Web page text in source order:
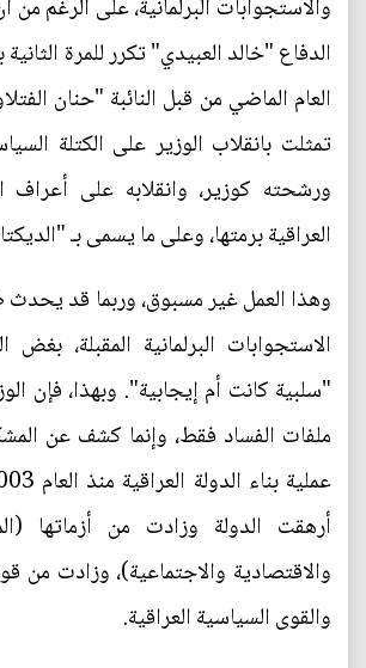
والاستجوابات البرلمانية، على الرغم
الدفاع "خالد العبيدي" تكرر للمرة
العام الماضي من قبل النائبة "حنان
تمثلت بانقلاب الوزير على الكتلة
ورشحته كوزير، وانقلابه على أعراف
العراقية برمتها، وعلى ما يسمى بـ
وهذا العمل غير مسبوق، وربما قد
الاستجوابات البرلمانية المقبلة، بغض
"سلبية كانت أم إيجابية". وبهذا، فإن
ملفات الفساد فقط، وإنما كشف عن
أرهقت الدولة وزادت من أزماتها
والاقتصادية والاجتماعية)، وزادت من
والقوى السياسية العراقية.